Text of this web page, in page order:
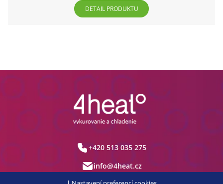
DETAIL PRODUKTU
+420 513 035 275
info@4heat.cz